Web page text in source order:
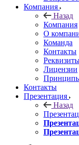
Компания
Назад
Компания
О
Команда
Контакты
Лицензии
Контакты
Презентация
Назад